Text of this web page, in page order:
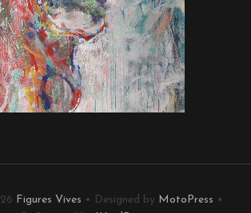
Figures Vives • Designed by MotoPress •